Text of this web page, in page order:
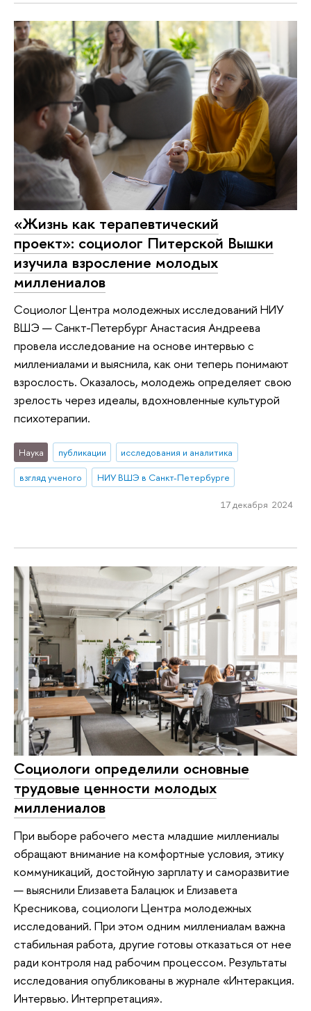
«Жизнь как терапевтический
проект»: социолог Питерской Вышки
изучила взросление молодых
миллениалов
Социолог Центра молодежных исследований НИУ
ВШЭ — Санкт-Петербург Анастасия Андреева
провела исследование на основе интервью с
миллениалами и выяснила, как они теперь понимают
взрослость. Оказалось, молодежь определяет свою
зрелость через идеалы, вдохновленные культурой
психотерапии.
Наука публикации
исследования и аналитика
взгляд ученого
НИУ ВШЭ в Санкт-Петербурге
17 декабря 2024
Социологи определили основные
трудовые ценности молодых
миллениалов
При выборе рабочего места младшие миллениалы
обращают внимание на комфортные условия, этику
коммуникаций, достойную зарплату и саморазвитие
— выяснили Елизавета Балацюк и Елизавета
Кресникова, социологи Центра молодежных
исследований. При этом одним миллениалам важна
стабильная работа, другие готовы отказаться от нее
ради контроля над рабочим процессом. Результаты
исследования опубликованы в журнале «Интеракция.
Интервью. Интерпретация».